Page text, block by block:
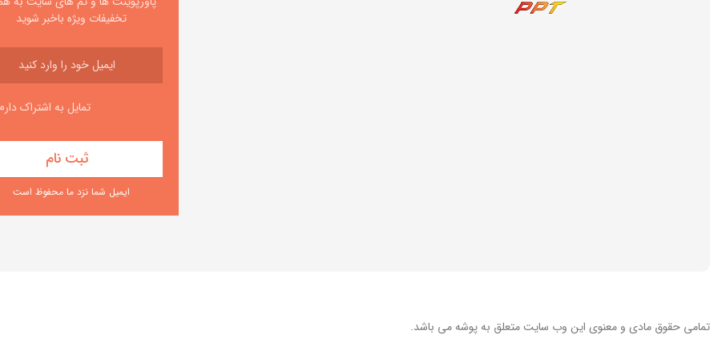
تخفیفات ویژه باخبر شوید
تمایل به اشتراک
ایمیل شما نزد ما محفوظ است
تمامی حقوق مادی و معنوی این وب سایتمتعلق به پوشه می باشد.